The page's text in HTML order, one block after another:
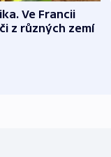
Ve Francii
z různých zemí